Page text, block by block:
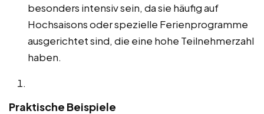
besonders intensiv sein, da sie häufig auf
Hochsaisons oder spezielle Ferienprogramme
ausgerichtet sind, die eine hohe Teilnehmerzahl
haben.
Praktische Beispiele